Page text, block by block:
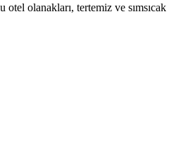
olanakları, tertemiz ve sımsıcak